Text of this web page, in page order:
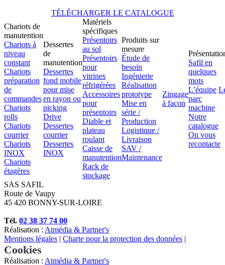
TÉLÉCHARGER LE CATALOGUE
Chariots de
manutention
Chariots à
niveau
constant
Chariots
préparation
de
commandes
Chariots
rolls
Chariots
courrier
Chariots
INOX
Chariots
étagères
Dessertes
de
manutention
Dessertes
fond mobile
pour mise
en rayon ou
picking
Drive
Dessertes
courrier
Dessertes
INOX
Matériels
spécifiques
Présentoirs
au sol
Présentoirs
pour
vitrines
réfrigérées
Accessoires
pour
présentoirs
Diable et
plateau
roulant
Caisse de
manutention
Rack de
stockage
Produits sur
mesure
Étude de
besoin
Ingénierie
Réalisation
prototype
Mise en
série /
Production
Logistique /
Livraison
SAV /
Maintenance
Zingage
à façon
Safil en
quelques
mots
L’équipe
parc
machine
Notre
catalogue
On vous
recontacte
SAS SAFIL
Route de Vaupy
45 420 BONNY-SUR-LOIRE
Tél. 02 38 37 74 00
Réalisation : Atmédia & Partner's
Mentions légales | Charte pour la protection des données |
Cookies
Réalisation : Atmédia & Partner's